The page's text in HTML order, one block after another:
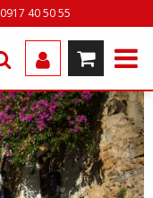
0917 40 50 55